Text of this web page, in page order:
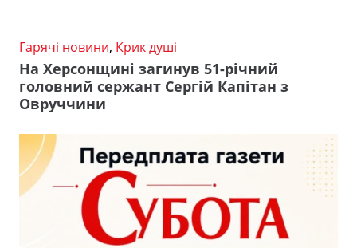
Гарячі новини, Крик душі
На Херсонщині загинув 51-річний
головний сержант Сергій Капітан з
Овруччини